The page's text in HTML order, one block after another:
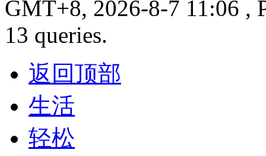
GMT+8, 2026-8-7 11:06 ,
13 queries.
返回顶部
生活
轻松